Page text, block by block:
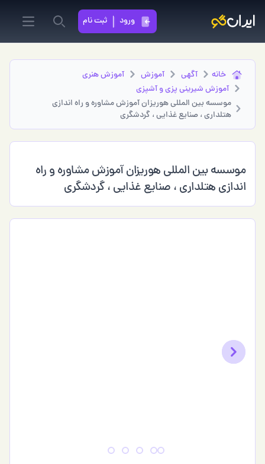
ورود
ثبت نام
menu
خانه آگهی آموزش
آموزش هنری
آموزش شيريني پزي و آشپزي
موسسه بین المللی هوریزان آموزش مشاوره و راه اندازی
هتلداری ، صنایع غذایی ، گردشگری
موسسه بین المللی هوریزان آموزش مشاوره و راه
اندازی هتلداری ، صنایع غذایی ، گردشگری
Previous
Next